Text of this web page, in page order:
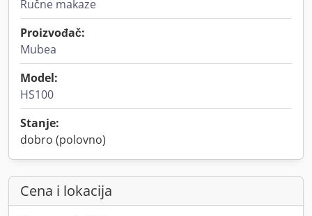
Ručne makaze
Proizvođač:
Mubea
Model:
HS100
Stanje:
dobro (polovno)
Cena i lokacija